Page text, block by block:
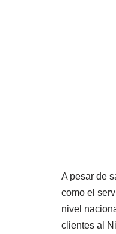
A pesar de
como el
nivel
clientes al